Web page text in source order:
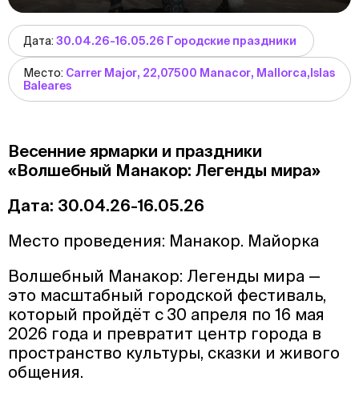
Дата: 30.04.26-16.05.26 Городские праздники
Место: Carrer Major, 22,07500 Manacor, Mallorca,Islas
Baleares
Весенние ярмарки и праздники
«Волшебный Манакор: Легенды мира»
Дата: 30.04.26-16.05.26
Место проведения: Манакор. Майорка
Волшебный Манакор: Легенды мира —
это масштабный городской фестиваль,
который пройдёт с 30 апреля по 16 мая
2026 года и превратит центр города в
пространство культуры, сказки и живого
общения.